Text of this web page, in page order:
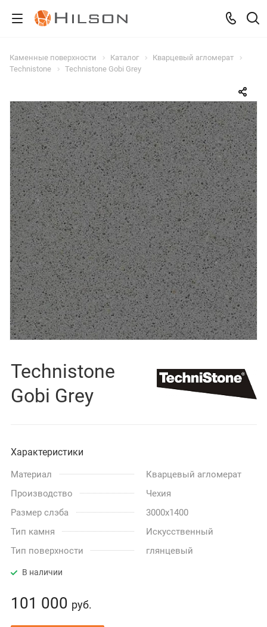
Каменные поверхности Каталог
Кварцевый агломерат
Technistone
Technistone Gobi Grey
Technistone
Gobi Grey
Характеристики
Материал
Кварцевый агломерат
Производство
Чехия
Размер слэба
3000x1400
Тип камня
Искусственный
Тип поверхности
глянцевый
В наличии
101 000 руб.